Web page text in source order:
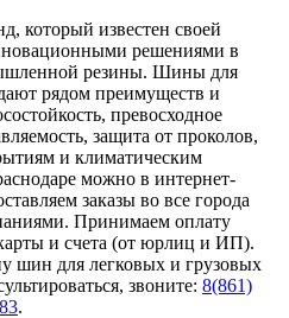
который известен своей
решениями в
резины. Шины для
рядом преимуществ и
превосходное
защита от проколов,
и климатическим
можно в интернет-
заказы во все города
Принимаем оплату
и счета (от юрлиц и ИП).
шин для легковых и грузовых
звоните: 8(861)
.